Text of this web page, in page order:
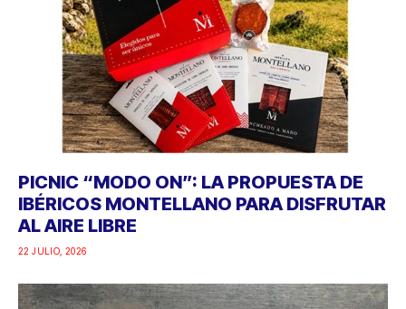
PICNIC “MODO ON”: LA PROPUESTA DE
IBÉRICOS MONTELLANO PARA DISFRUTAR
AL AIRE LIBRE
22 JULIO, 2026